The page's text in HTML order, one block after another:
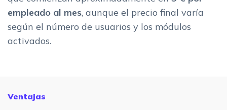
empleado al mes, aunque el precio final varía
según el número de usuarios y los módulos
activados.
Ventajas